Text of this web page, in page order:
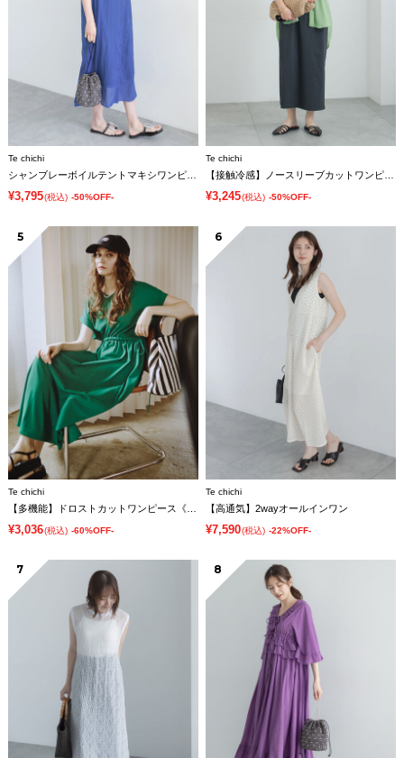
Te chichi
シャンブレーボイルテントマキシワンピース
¥3,795(税込) -50%OFF-
Te chichi
【接触冷感】ノースリーブカットワンピース
¥3,245(税込) -50%OFF-
5
Te chichi
¥3,036(税込) -60%OFF-
6
Te chichi
【高通気】2wayオールインワン
¥7,590(税込) -22%OFF-
7 8